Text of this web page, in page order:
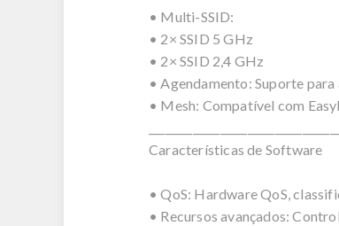
• Multi-SSID:
• 2× SSID 5 GHz
• 2× SSID 2,4 GHz
• Agendamento: Suporte
• Mesh: Compatível com
Características de Software
• QoS: Hardware QoS,
• Recursos avançados: